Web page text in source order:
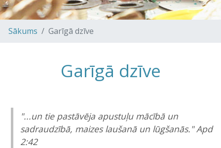
Sākums Garīgā dzīve
Garīgā dzīve
"...un tie pastāvēja apustuļu mācībā un
sadraudzībā, maizes laušanā un lūgšanās." Apd
2:42